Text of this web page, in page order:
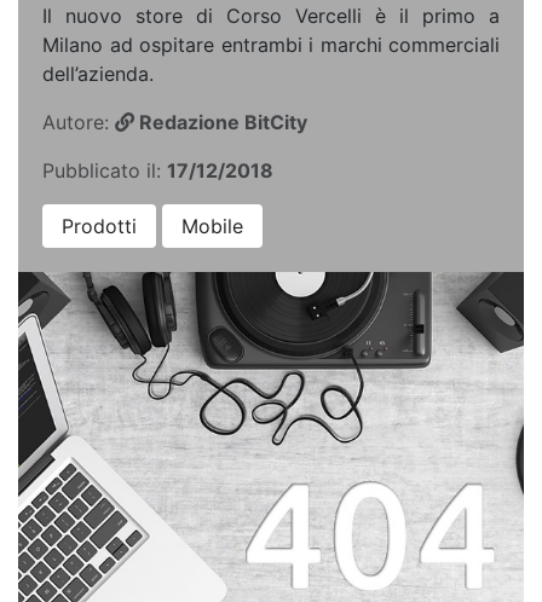
Il nuovo store di Corso Vercelli è il primo a
Milano ad ospitare entrambi i marchi commerciali
dell’azienda.
Autore:
Redazione BitCity
Pubblicato il: 17/12/2018
Prodotti Mobile